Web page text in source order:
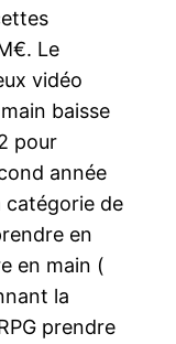
Le
vidéo
baisse
pour
année
catégorie de
en
en main (
la
prendre